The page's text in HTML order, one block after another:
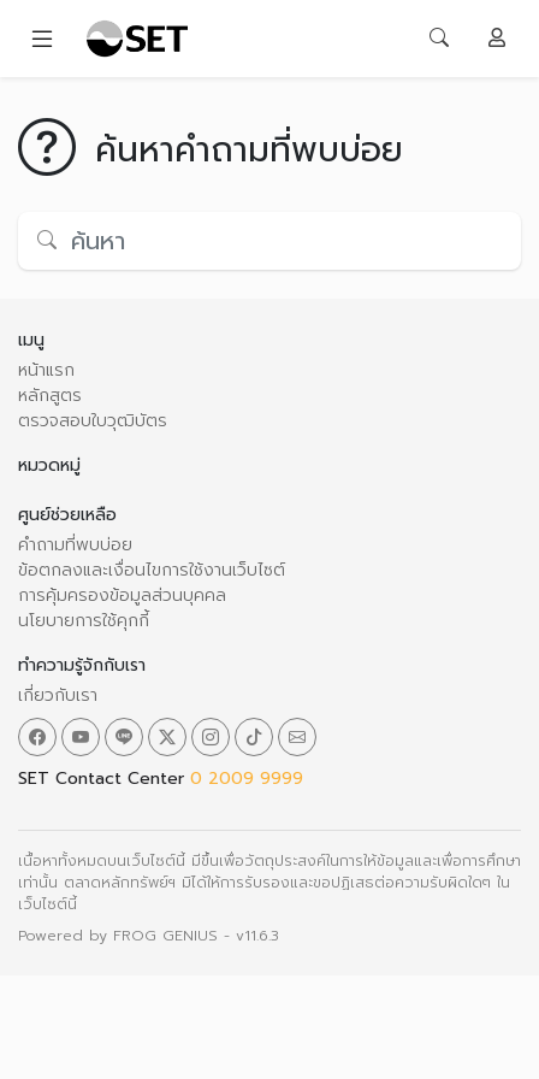
ค้นหาคำถามที่พบบ่อย
เมนู
หน้าแรก
หลักสูตร
ตรวจสอบใบวุฒิบัตร
หมวดหมู่
ศูนย์ช่วยเหลือ
คำถามที่พบบ่อย
ข้อตกลงและเงื่อนไขการใช้งานเว็บไซต์
การคุ้มครองข้อมูลส่วนบุคคล
นโยบายการใช้คุกกี้
ทำความรู้จักกับเรา
เกี่ยวกับเรา
SET Contact Center 0 2009 9999
เนื้อหาทั้งหมดบนเว็บไซต์นี้ มีขึ้นเพื่อวัตถุประสงค์ในการให้ข้อมูลและเพื่อการศึกษา
เท่านั้น ตลาดหลักทรัพย์ฯ มิได้ให้การรับรองและขอปฏิเสธต่อความรับผิดใดๆ ใน
เว็บไซต์นี้
Powered by FROG GENIUS - v11.6.3